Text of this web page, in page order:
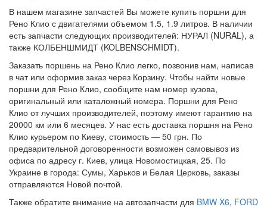
В нашем магазине запчастей Вы можете купить поршни для
Рено Клио с двигателями объемом 1.5, 1.9 литров. В наличии
есть запчасти следующих производителей: НУРАЛ (NURAL), а
также КОЛБЕНШМИДТ (KOLBENSCHMIDT).
Заказать поршень на Рено Клио легко, позвонив нам, написав
в чат или оформив заказ через Корзину. Чтобы найти новые
поршни для Рено Клио, сообщите нам номер кузова,
оригинальный или каталожный номера. Поршни для Рено
Клио от лучших производителей, поэтому имеют гарантию на
20000 км или 6 месяцев. У нас есть доставка поршня на Рено
Клио курьером по Киеву, стоимость — 50 грн. По
предварительной договоренности возможен самовывоз из
офиса по адресу г. Киев, улица Новомостицкая, 25. По
Украине в города: Сумы, Харьков и Белая Церковь, заказы
отправляются Новой почтой.
Также обратите внимание на автозапчасти для BMW X6, FORD